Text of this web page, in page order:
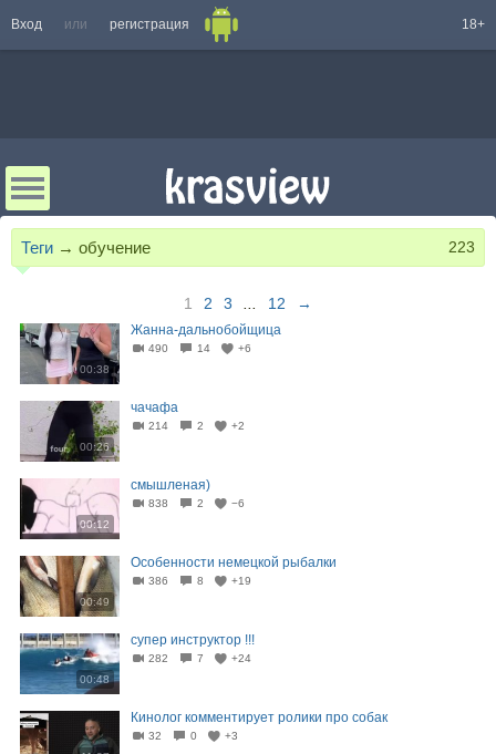
Вход или регистрация 18+
Теги → обучение 223
1 2 3 12 →
00:38
Жанна-дальнобойщица
490 14 +6
00:26
чачафа
214 2 +2
00:12
смышленая)
838 2 −6
00:49
Особенности немецкой рыбалки
386 8 +19
00:48
супер инструктор !!!
282 7 +24
Кинолог комментирует ролики про собак
32 0 +3